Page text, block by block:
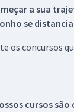
a sua
se
os concursos
cursos